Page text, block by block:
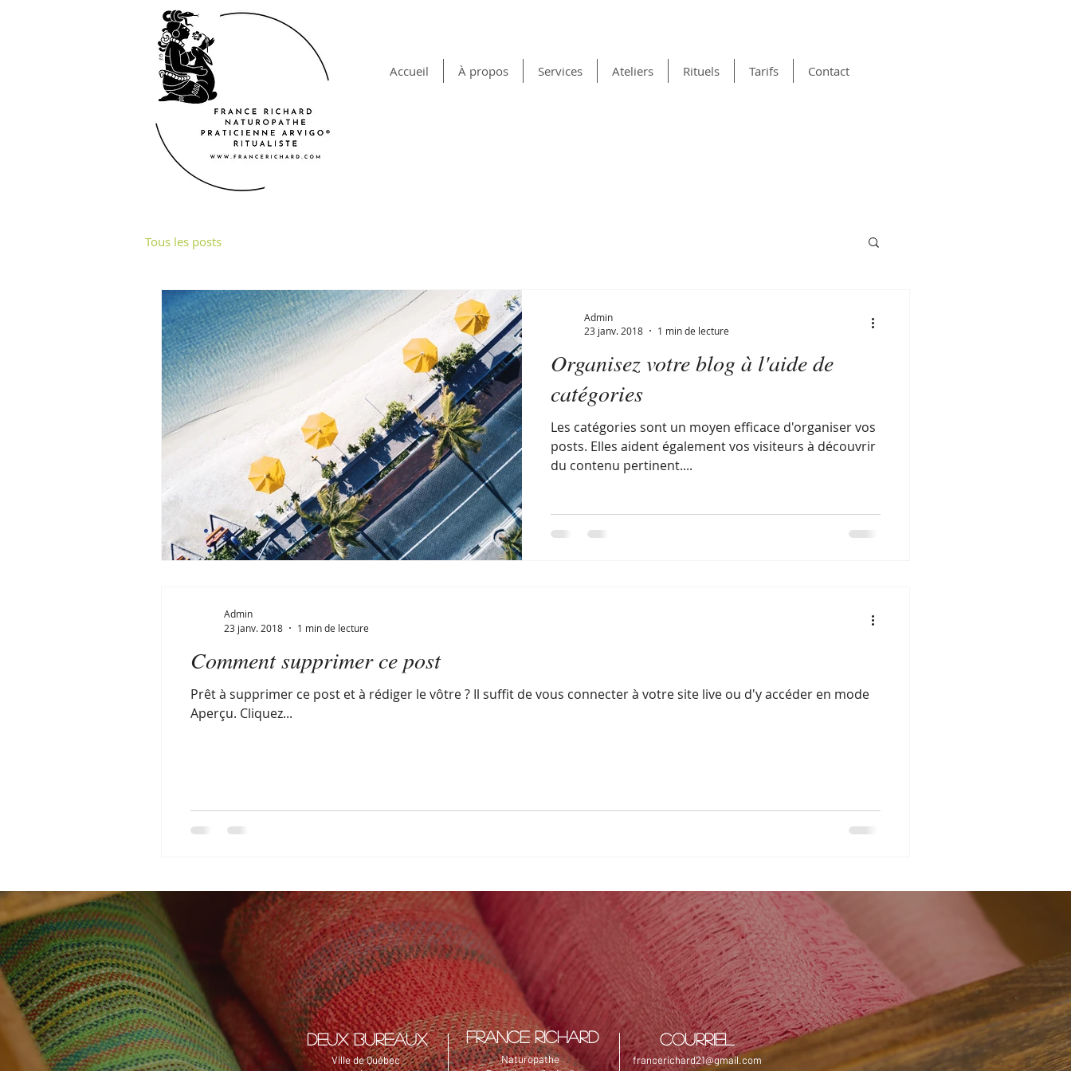
Accueil À propos Services Ateliers Rituels Tarifs Contact
Tous les posts
Organisez votre blog à l'aide de
catégories
Les catégories sont un moyen efficace d'organiser vos
posts. Elles aident également vos visiteurs à découvrir
du contenu pertinent....
Admin
23 janv. 2018
1 min de lecture
Comment supprimer ce post
Prêt à supprimer ce post et à rédiger le vôtre ? Il suffit de vous connecter à votre site live ou d'y accéder en mode
Aperçu. Cliquez...
Admin
23 janv. 2018
1 min de lecture
DEUX BUREAUX
Ville de Québec
FRANCE RICHARD
Naturopathe
COURRIEL
francerichard21@gmail.com